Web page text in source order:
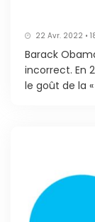
22 Avr. 2022 •
Barack
incorrect. En
le goût de la